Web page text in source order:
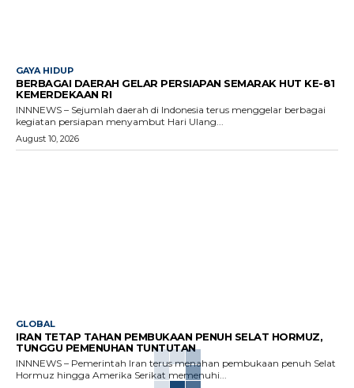
GAYA HIDUP
BERBAGAI DAERAH GELAR PERSIAPAN SEMARAK HUT KE-81
KEMERDEKAAN RI
INNNEWS – Sejumlah daerah di Indonesia terus menggelar berbagai
kegiatan persiapan menyambut Hari Ulang...
August 10, 2026
GLOBAL
IRAN TETAP TAHAN PEMBUKAAN PENUH SELAT HORMUZ,
TUNGGU PEMENUHAN TUNTUTAN
INNNEWS – Pemerintah Iran terus menahan pembukaan penuh Selat
Hormuz hingga Amerika Serikat memenuhi...